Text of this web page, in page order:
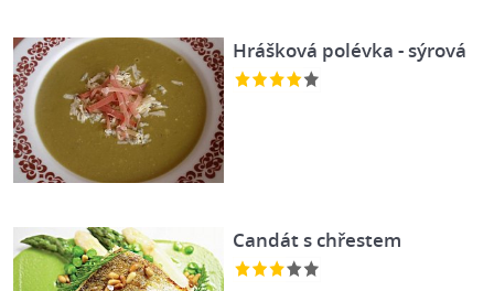
Hrášková polévka - sýrová
Candát s chřestem